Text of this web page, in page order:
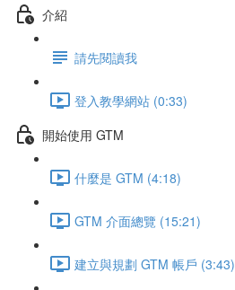
介紹
請先閱讀我
登入教學網站 (0:33)
開始使用 GTM
什麼是 GTM (4:18)
GTM 介面總覽 (15:21)
建立與規劃 GTM 帳戶 (3:43)